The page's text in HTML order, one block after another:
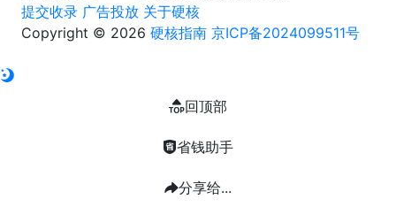
提交收录 广告投放 关于硬核
Copyright © 2026 硬核指南 京ICP备2024099511号
回顶部
省钱助手
分享给...